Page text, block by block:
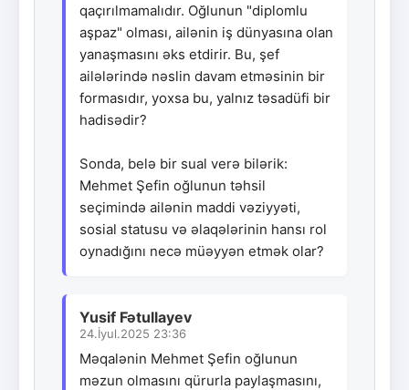
qaçırılmamalıdır. Oğlunun "diplomlu
aşpaz" olması, ailənin iş dünyasına olan
yanaşmasını əks etdirir. Bu, şef
ailələrində nəslin davam etməsinin bir
formasıdır, yoxsa bu, yalnız təsadüfi bir
hadisədir?
Sonda, belə bir sual verə bilərik:
Mehmet Şefin oğlunun təhsil
seçimində ailənin maddi vəziyyəti,
sosial statusu və əlaqələrinin hansı rol
oynadığını necə müəyyən etmək olar?
Yusif Fətullayev
24.İyul.2025 23:36
Məqalənin Mehmet Şefin oğlunun
məzun olmasını qürurla paylaşmasını,